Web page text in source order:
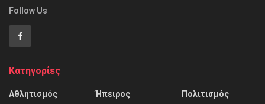
Follow Us
Κατηγορίες
Αθλητισμός
Ήπειρος
Πολιτισμός